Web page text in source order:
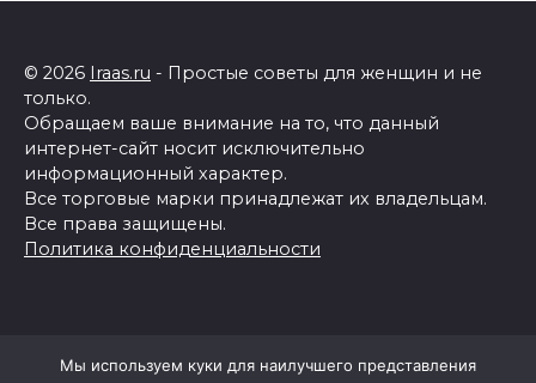
© 2026 Iraas.ru - Простые советы для женщин и не
только.
Обращаем ваше внимание на то, что данный
интернет-сайт носит исключительно
информационный характер.
Все торговые марки принадлежат их владельцам.
Все права защищены.
Политика конфиденциальности
Мы используем куки для наилучшего представления